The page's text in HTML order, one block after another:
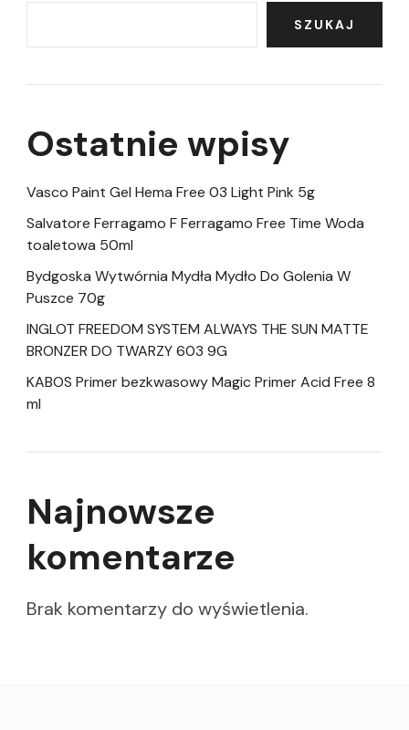
SZUKAJ
Ostatnie wpisy
Vasco Paint Gel Hema Free 03 Light Pink 5g
Salvatore Ferragamo F Ferragamo Free Time Woda
toaletowa 50ml
Bydgoska Wytwórnia Mydła Mydło Do Golenia W
Puszce 70g
INGLOT FREEDOM SYSTEM ALWAYS THE SUN MATTE
BRONZER DO TWARZY 603 9G
KABOS Primer bezkwasowy Magic Primer Acid Free 8
ml
Najnowsze
komentarze
Brak komentarzy do wyświetlenia.